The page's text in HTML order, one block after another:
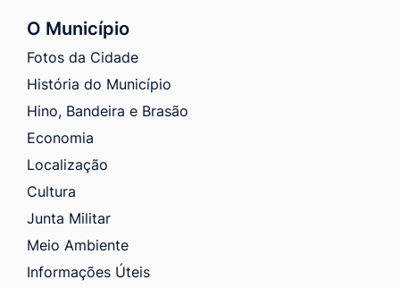
O Município
Fotos da Cidade
História do Município
Hino, Bandeira e Brasão
Economia
Localização
Cultura
Junta Militar
Meio Ambiente
Informações Úteis